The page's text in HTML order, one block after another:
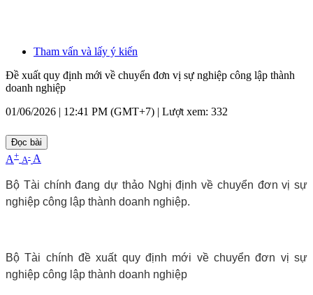
Tham vấn và lấy ý kiến
Đề xuất quy định mới về chuyển đơn vị sự nghiệp công lập thành
doanh nghiệp
01/06/2026 | 12:41 PM (GMT+7) | Lượt xem: 332
Đọc bài
A+ A- A
Bộ Tài chính đang dự thảo Nghị định về chuyển đơn vị sự
nghiệp công lập thành doanh nghiệp.
Bộ Tài chính đề xuất quy định mới về chuyển đơn vị sự
nghiệp công lập thành doanh nghiệp